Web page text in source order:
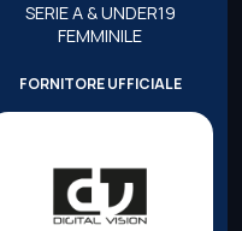
SERIE A & UNDER19
FEMMINILE
FORNITORE UFFICIALE